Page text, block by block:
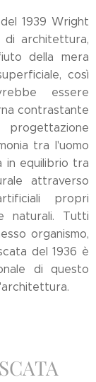
1939 Wright
di architettura,
della mera
così
essere
contrastante
tra l'uomo
in equilibrio tra
attraverso
propri
naturali. Tutti
organismo,
del 1936 è
di questo